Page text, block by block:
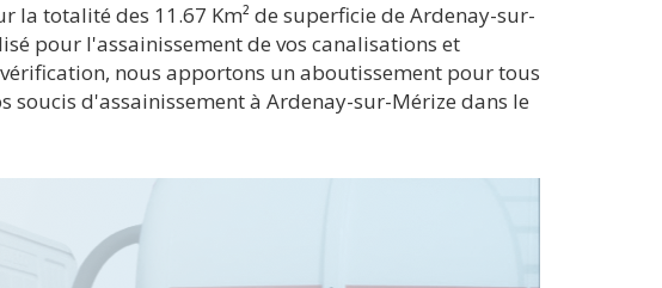
la totalité des 11.67 Km² de superficie de Ardenay-sur-
pour l'assainissement de vos canalisations et
nous apportons un aboutissement pour tous
soucis d'assainissement à Ardenay-sur-Mérize dans le